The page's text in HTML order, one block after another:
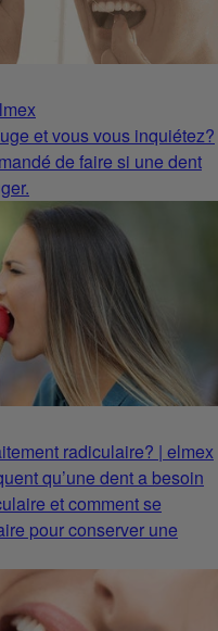
et vous vous inquiétez?
de faire si une dent
radiculaire? | elmex
qu’une dent a besoin
et comment se
pour conserver une